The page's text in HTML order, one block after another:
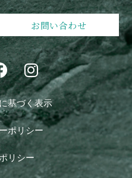
お問い合わせ
基づく表示
ポリシー
リシー